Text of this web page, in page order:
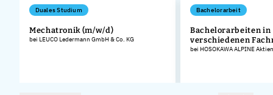
Duales Studium
Mechatronik (m/w/d)
bei LEUCO Ledermann GmbH & Co. KG
Bachelorarbeit
Bachelorarbeiten in
verschiedenen
bei HOSOKAWA ALPINE